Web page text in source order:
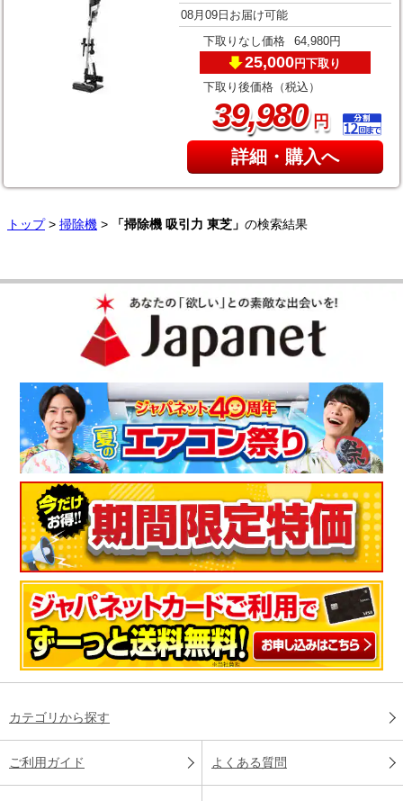
08月09日お届け可能
下取りなし価格 64,980円
25,000円下取り
下取り後価格（税込）
39,980円
詳細・購入へ
トップ> 掃除機 > 「掃除機 吸引力 東芝」 の検索結果
カテゴリから探す
ご利用ガイド よくある質問